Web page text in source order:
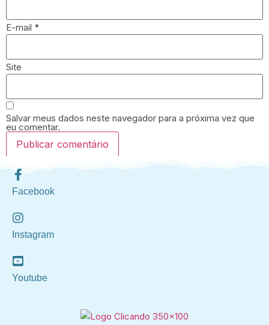
E-mail *
Site
Salvar meus dados neste navegador para a próxima vez que
eu comentar.
Facebook
Instagram
Youtube